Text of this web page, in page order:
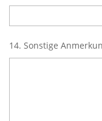
14. Sonstige